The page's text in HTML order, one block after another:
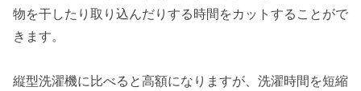
物を干したり取り込んだりする時間をカットすることがで
きます。
縦型洗濯機に比べると高額になりますが、洗濯時間を短縮